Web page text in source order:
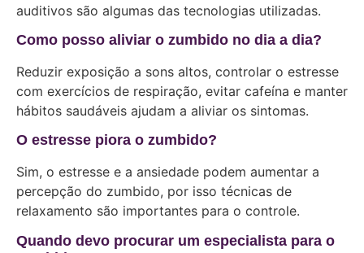
auditivos são algumas das tecnologias utilizadas.
Como posso aliviar o zumbido no dia a dia?
Reduzir exposição a sons altos, controlar o estresse
com exercícios de respiração, evitar cafeína e manter
hábitos saudáveis ajudam a aliviar os sintomas.
O estresse piora o zumbido?
Sim, o estresse e a ansiedade podem aumentar a
percepção do zumbido, por isso técnicas de
relaxamento são importantes para o controle.
Quando devo procurar um especialista para o